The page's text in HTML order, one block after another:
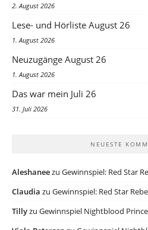
2. August 2026
Lese- und Hörliste August 26
1. August 2026
Neuzugänge August 26
1. August 2026
Das war mein Juli 26
31. Juli 2026
NEUESTE
Aleshaneezu Gewinnspiel: Red Star
Claudia zu Gewinnspiel: Red Star
Tillyzu Gewinnspiel Nightblood